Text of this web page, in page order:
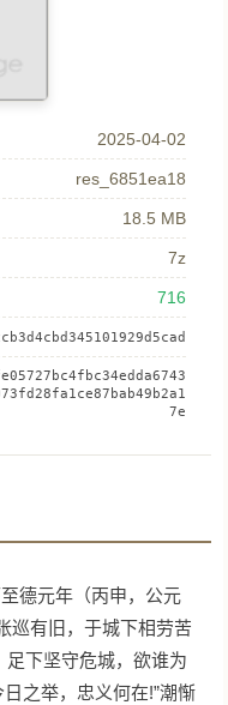
2025-04-02
res_6851ea18
18.5 MB
7z
716
7e
德元年（丙申，公元
巡有旧，于城下相劳苦
足下坚守危城，欲谁为
之举，忠义何在!”潮惭